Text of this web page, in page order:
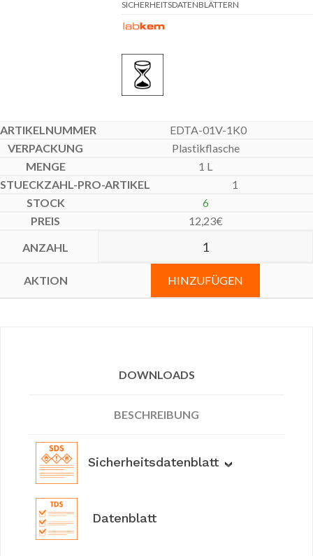
SICHERHEITSDATENBLÄTTERN
EDTA-01V-1K0
Plastikflasche
1 L
1
6
12,23€
HINZUFÜGEN
DOWNLOADS
BESCHREIBUNG
Sicherheitsdatenblatt
Datenblatt